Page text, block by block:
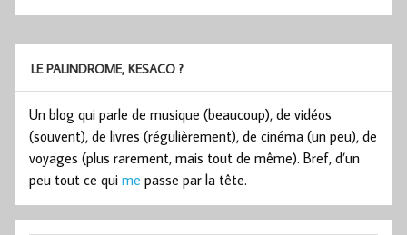
LE PALINDROME, KESACO ?
Un blog qui parle de musique (beaucoup), de vidéos
(souvent), de livres (régulièrement), de cinéma (un peu), de
voyages (plus rarement, mais tout de même). Bref, d’un
peu tout ce qui me passe par la tête.